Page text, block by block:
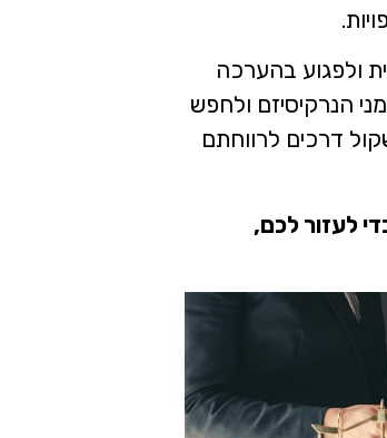
ולפגוע בהערכה
הנרקיסיזם ולחפש
דרכים לרווחתם
לעזור לכם,